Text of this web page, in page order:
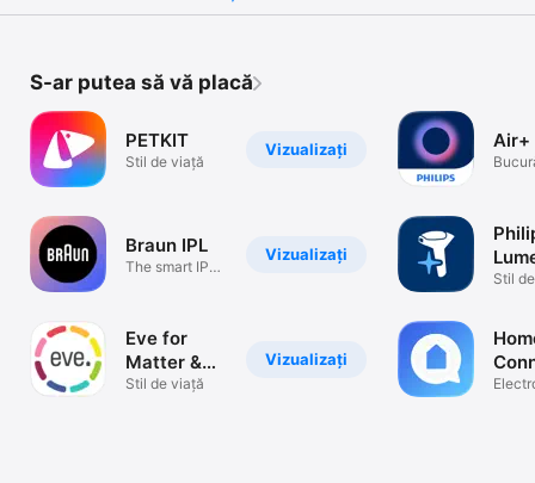
S-ar putea să vă placă
Vizualizați
PETKIT
Stil de viață
Vizualizați
Braun IPL
The smart IPL
Vizualizați
Eve for
Matter &
HomeKit
Stil de viață
Air+
Stil
App